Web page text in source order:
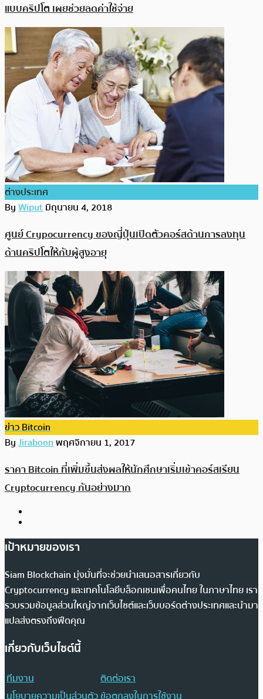
แบบคริปโต เผยช่วยลดค่าใช้จ่าย
ต่างประเทศ
ByWiputมิถุนายน 4, 2018
ศูนย์ Crypocurrency ของญี่ปุ่นเปิดตัวคอร์สด้านการลงทุน
ด้านคริปโตให้กับผู้สูงอายุ
ข่าว Bitcoin
ByJiraboonพฤศจิกายน 1, 2017
ราคา Bitcoin ที่เพิ่มขึ้นส่งผลให้นักศึกษาเริ่มเข้าคอร์สเรียน
Cryptocurrency กันอย่างมาก
เป้าหมายของเรา
Siam Blockchain มุ่งมั่นที่จะช่วยนำเสนอสารเกี่ยวกับ
Cryptocurrency และเทคโนโลยีบล็อกเชนเพื่อคนไทย ในภาษาไทย เรา
รวบรวมข้อมูลส่วนใหญ่จากเว็บไซต์และเว็บบอร์ดต่างประเทศและนำมา
แปลส่งตรงถึงฟีดคุณ
เกี่ยวกับเว็บไซต์นี้
ทีมงาน
ติดต่อเรา